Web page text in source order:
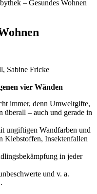
– Gesundes Wohnen
Sabine Fricke
vier Wänden
immer, denn Umweltgifte,
überall – auch und gerade in
ungiftigen Wandfarben und
Klebstoffen, Insektenfallen
in jeder
und v. a.